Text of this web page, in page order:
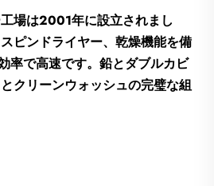
場は2001年に設立されまし
ピンドライヤー、乾燥機能を備
率で高速です。鉛とダブルカビ
クリーンウォッシュの完璧な組